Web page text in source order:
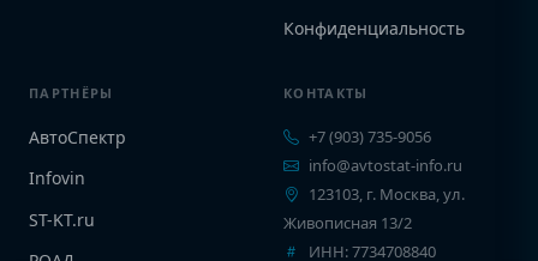
Конфиденциальность
ПАРТНЁРЫ
АвтоСпектр
Infovin
ST-KT.ru
КОНТАКТЫ
+7 (903) 735-9056
info@avtostat-info.ru
123103, г. Москва, ул.
Живописная 13/2
ИНН: 7734708840